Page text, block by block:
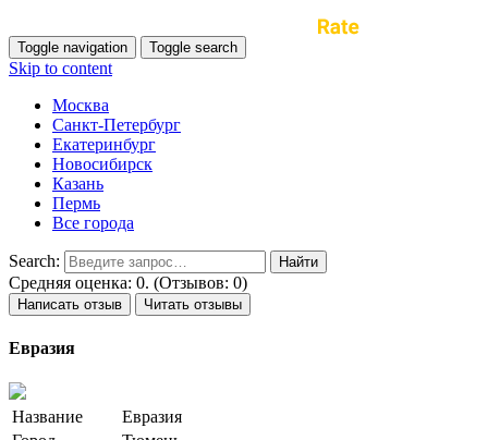
Toggle navigation Toggle search
Skip to content
Москва
Санкт-Петербург
Екатеринбург
Новосибирск
Казань
Пермь
Все города
Search:
Средняя оценка: 0. (Отзывов: 0)
Написать отзыв Читать отзывы
Евразия
Название
Евразия